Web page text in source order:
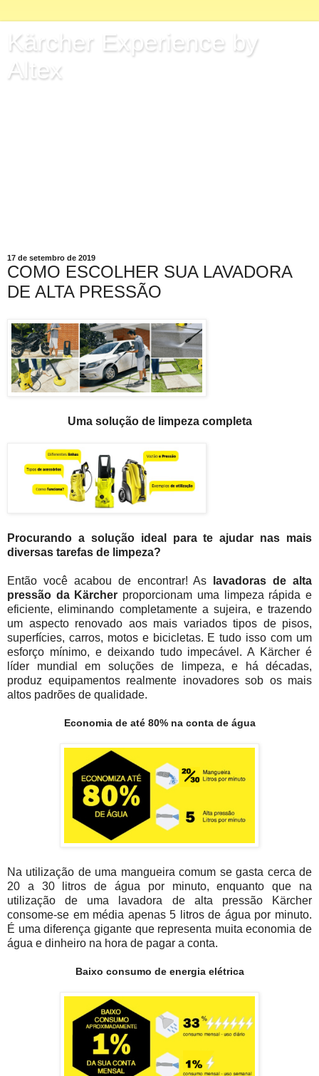
Kärcher Experience by
Altex
17 de setembro de 2019
COMO ESCOLHER SUA LAVADORA
DE ALTA PRESSÃO
Uma solução de limpeza completa
Procurando a solução ideal para te ajudar nas mais
diversas tarefas de limpeza?
Então você acabou de encontrar! As
lavadoras de alta
pressão da Kärcher proporcionam uma limpeza rápida e
eficiente, eliminando completamente a sujeira, e trazendo
um aspecto renovado aos mais variados tipos de pisos,
superfícies, carros, motos e bicicletas. E tudo isso com um
esforço mínimo, e deixando tudo impecável. A Kärcher é
líder mundial em soluções de limpeza, e há décadas,
produz equipamentos realmente inovadores sob os mais
altos padrões de qualidade.
Economia de até 80% na conta de água
Na utilização de uma mangueira comum se gasta cerca de
20 a 30 litros de água por minuto, enquanto que na
utilização de uma lavadora de alta pressão Kärcher
consome-se em média apenas 5 litros de água por minuto.
É uma diferença gigante que representa muita economia de
água e dinheiro na hora de pagar a conta.
Baixo consumo de energia elétrica